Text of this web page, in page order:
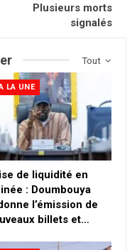
Plusieurs morts
signalés
Tout
LA UNE
de liquidité en
: Doumbouya
l’émission de
billets et…